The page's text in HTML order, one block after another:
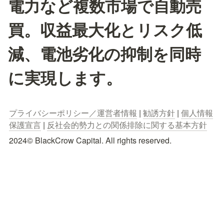
電力など複数市場で自動売
買。収益最大化とリスク低
減、電池劣化の抑制を同時
に実現します。
プライバシーポリシー／運営者情報 | 勧誘方針 | 個人情報
保護宣言 | 反社会的勢力との関係排除に関する基本方針
2024© BlackCrow Capital. All rights reserved.